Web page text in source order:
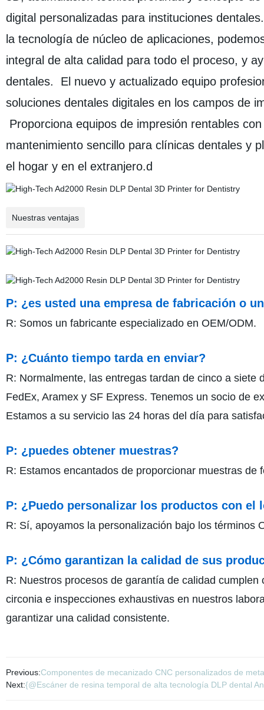
digital personalizadas para instituciones
la tecnología de núcleo de aplicaciones,
integral de alta calidad para todo el proceso, y
dentales. El nuevo y actualizado equipo
soluciones dentales digitales en los campos de
Proporciona equipos de impresión rentables
mantenimiento sencillo para clínicas dentales y
el hogar y en el extranjero.d
Nuestras ventajas
P: ¿es usted una empresa de fabricación o
R: Somos un fabricante especializado en OEM/ODM.
P: ¿Cuánto tiempo tarda en enviar?
R: Normalmente, las entregas tardan de cinco a
FedEx, Aramex y SF Express. Tenemos un socio de
Estamos a su servicio las 24 horas del día para
P: ¿puedes obtener muestras?
R: Estamos encantados de proporcionar muestras
P: ¿Puedo personalizar los productos con el
R: Sí, apoyamos la personalización bajo los términos
P: ¿Cómo garantizan la calidad de sus
R: Nuestros procesos de garantía de calidad
circonia e inspecciones exhaustivas en nuestros
garantizar una calidad consistente.
Previous:Componentes de mecanizado CNC personalizados de
Next:{@Escáner de resina temporal de alta tecnología DLP dental